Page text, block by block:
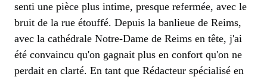
senti une pièce plus intime, presque refermée, avec le
bruit de la rue étouffé. Depuis la banlieue de Reims,
avec la cathédrale Notre-Dame de Reims en tête, j'ai
été convaincu qu'on gagnait plus en confort qu'on ne
perdait en clarté. En tant que Rédacteur spécialisé en